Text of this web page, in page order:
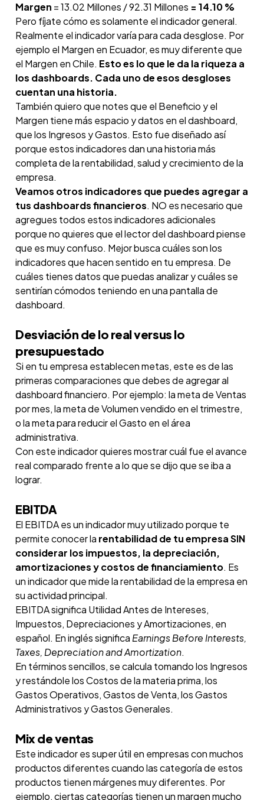
Margen = 13.02 Millones / 92.31 Millones = 14.10 %
Pero fíjate cómo es solamente el indicador general.
Realmente el indicador varía para cada desglose. Por
ejemplo el Margen en Ecuador, es muy diferente que
el Margen en Chile. Esto es lo que le da la riqueza a
los dashboards. Cada uno de esos desgloses
cuentan una historia.
También quiero que notes que el Beneficio y el
Margen tiene más espacio y datos en el dashboard,
que los Ingresos y Gastos. Esto fue diseñado así
porque estos indicadores dan una historia más
completa de la rentabilidad, salud y crecimiento de la
empresa.
Veamos otros indicadores que puedes agregar a
tus dashboards financieros. NO es necesario que
agregues todos estos indicadores adicionales
porque no quieres que el lector del dashboard piense
que es muy confuso. Mejor busca cuáles son los
indicadores que hacen sentido en tu empresa. De
cuáles tienes datos que puedas analizar y cuáles se
sentirían cómodos teniendo en una pantalla de
dashboard.
Desviación de lo real versus lo
presupuestado
Si en tu empresa establecen metas, este es de las
primeras comparaciones que debes de agregar al
dashboard financiero. Por ejemplo: la meta de Ventas
por mes, la meta de Volumen vendido en el trimestre,
o la meta para reducir el Gasto en el área
administrativa.
Con este indicador quieres mostrar cuál fue el avance
real comparado frente a lo que se dijo que se iba a
lograr.
EBITDA
El EBITDA es un indicador muy utilizado porque te
permite conocer la rentabilidad de tu empresa SIN
considerar los impuestos, la depreciación,
amortizaciones y costos de financiamiento. Es
un indicador que mide la rentabilidad de la empresa en
su actividad principal.
EBITDA significa Utilidad Antes de Intereses,
Impuestos, Depreciaciones y Amortizaciones, en
español. En inglés significa Earnings Before Interests,
Taxes, Depreciation and Amortization.
En términos sencillos, se calcula tomando los Ingresos
y restándole los Costos de la materia prima, los
Gastos Operativos, Gastos de Venta, los Gastos
Administrativos y Gastos Generales.
Mix de ventas
Este indicador es super útil en empresas con muchos
productos diferentes cuando las categoría de estos
productos tienen márgenes muy diferentes. Por
ejemplo, ciertas categorías tienen un margen mucho